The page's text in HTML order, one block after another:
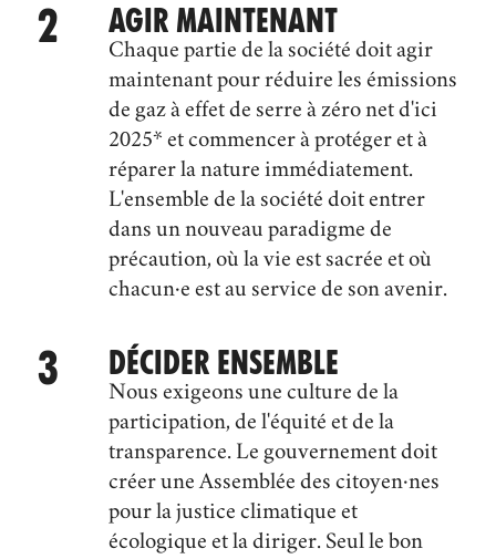
AGIR MAINTENANT
Chaque partie de la société doit agir
maintenant pour réduire les émissions
de gaz à effet de serre à zéro net d'ici
2025* et commencer à protéger et à
réparer la nature immédiatement.
L'ensemble de la société doit entrer
dans un nouveau paradigme de
précaution, où la vie est sacrée et où
chacun·e est au service de son avenir.
DÉCIDER ENSEMBLE
Nous exigeons une culture de la
participation, de l'équité et de la
transparence. Le gouvernement doit
créer une Assemblée des citoyen·nes
pour la justice climatique et
écologique et la diriger. Seul le bon